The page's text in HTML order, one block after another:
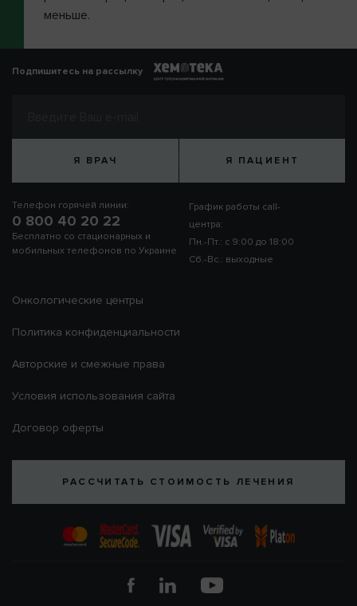
меньше.
Подпишитесь на рассылку
Я ВРАЧ Я ПАЦИЕНТ
Телефон горячей линии:
0 800 40 20 22
Бесплатно со стационарных и
мобильных телефонов по Украине
График работы call-
центра:
Пн.-Пт.: с 9:00 до 18:00
Сб.-Вс.: выходные
Онкологические центры
Политика конфиденциальности
Авторские и смежные права
Условия использования сайта
Договор оферты
РАССЧИТАТЬ СТОИМОСТЬ ЛЕЧЕНИЯ